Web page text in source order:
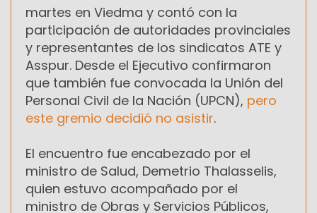
martes en Viedma y contó con la
participación de autoridades provinciales
y representantes de los sindicatos ATE y
Asspur. Desde el Ejecutivo confirmaron
que también fue convocada la Unión del
Personal Civil de la Nación (UPCN), pero
este gremio decidió no asistir.
El encuentro fue encabezado por el
ministro de Salud, Demetrio Thalasselis,
quien estuvo acompañado por el
ministro de Obras y Servicios Públicos,